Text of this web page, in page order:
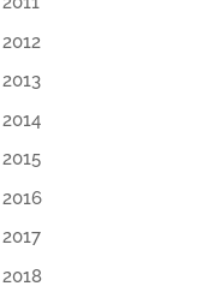
2012
2013
2014
2015
2016
2017
2018